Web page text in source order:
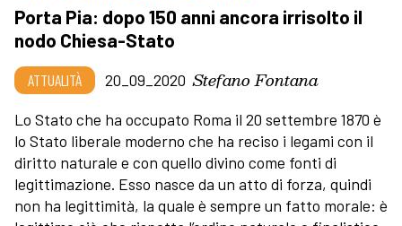
Porta Pia: dopo 150 anni ancora irrisolto il
nodo Chiesa-Stato
ATTUALITÀ 20_09_2020 Stefano Fontana
Lo Stato che ha occupato Roma il 20 settembre 1870 è
lo Stato liberale moderno che ha reciso i legami con il
diritto naturale e con quello divino come fonti di
legittimazione. Esso nasce da un atto di forza, quindi
non ha legittimità, la quale è sempre un fatto morale: è